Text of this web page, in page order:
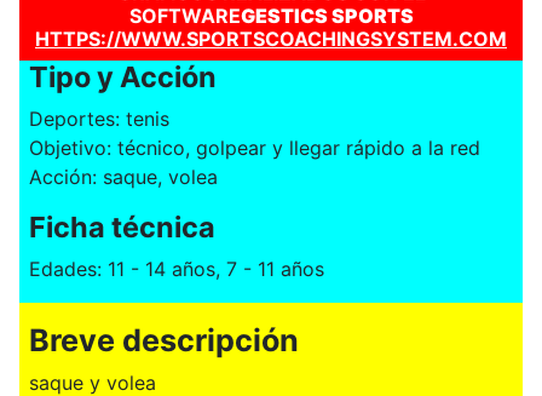
SOFTWAREGESTICS SPORTS
HTTPS://WWW.SPORTSCOACHINGSYSTEM.COM
Tipo y Acción
Deportes: tenis
Objetivo: técnico, golpear y llegar rápido a la red
Acción: saque, volea
Ficha técnica
Edades: 11 - 14 años, 7 - 11 años
Breve descripción
saque y volea